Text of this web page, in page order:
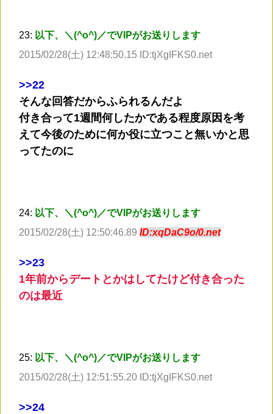
23: 以下、＼(^o^)／でVIPがお送りします
2015/02/28(土) 12:48:50.15 ID:tjXgIFKS0.net
>>22
そんな回答だからふられるんだよ
付き合って1週間何したかである程度原因を考
えて今後のために何か役に立つこと無いかと思
ってたのに
24: 以下、＼(^o^)／でVIPがお送りします
2015/02/28(土) 12:50:46.89 ID:xqDaC9o/0.net
>>23
1年前からデートとかはしてたけど付き合った
のは最近
25: 以下、＼(^o^)／でVIPがお送りします
2015/02/28(土) 12:51:55.20 ID:tjXgIFKS0.net
>>24